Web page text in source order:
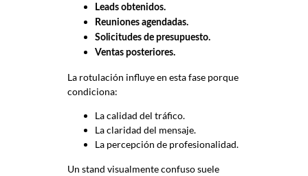
Leads obtenidos.
Reuniones agendadas.
Solicitudes de presupuesto.
Ventas posteriores.
La rotulación influye en esta fase porque
condiciona:
La calidad del tráfico.
La claridad del mensaje.
La percepción de profesionalidad.
Un stand visualmente confuso suele